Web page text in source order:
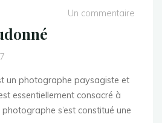
Un commentaire
un photographe paysagiste et
essentiellement consacré à
s’est constitué une